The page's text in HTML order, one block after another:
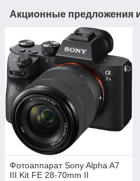
Акционные предложения
Фотоаппарат Sony Alpha A7
III Kit FE 28-70mm II